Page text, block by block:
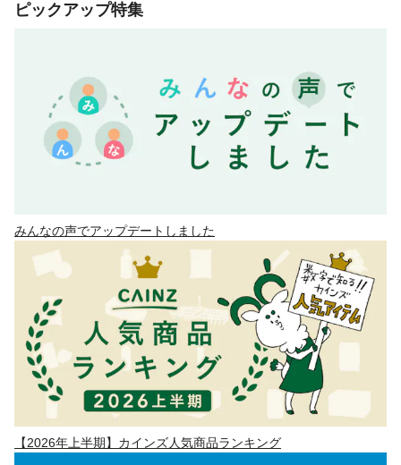
ピックアップ特集
みんなの声でアップデートしました
【2026年上半期】カインズ人気商品ランキング